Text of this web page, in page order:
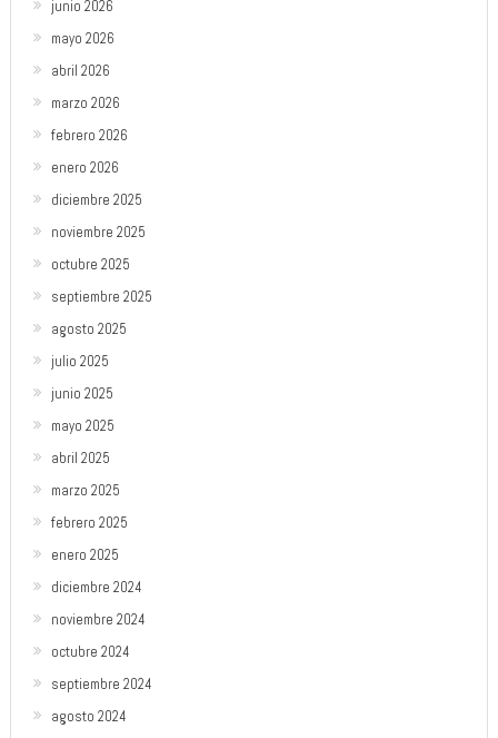
junio 2026
mayo 2026
abril 2026
marzo 2026
febrero 2026
enero 2026
diciembre 2025
noviembre 2025
octubre 2025
septiembre 2025
agosto 2025
julio 2025
junio 2025
mayo 2025
abril 2025
marzo 2025
febrero 2025
enero 2025
diciembre 2024
noviembre 2024
octubre 2024
septiembre 2024
agosto 2024